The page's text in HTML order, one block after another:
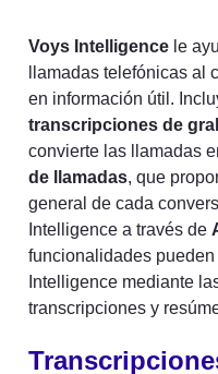
Voys Intelligence le
llamadas telefónicas al
transcripciones de
convierte las llamadas
de llamadas, que
general de cada
Intelligence a través de
funcionalidades
Intelligence mediante
transcripciones y